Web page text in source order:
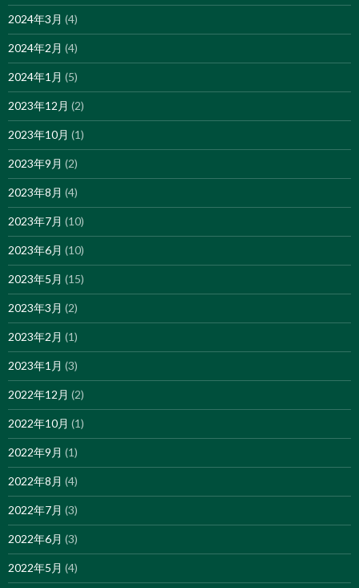
2024年3月 (4)
2024年2月 (4)
2024年1月 (5)
2023年12月 (2)
2023年10月 (1)
2023年9月 (2)
2023年8月 (4)
2023年7月 (10)
2023年6月 (10)
2023年5月 (15)
2023年3月 (2)
2023年2月 (1)
2023年1月 (3)
2022年12月 (2)
2022年10月 (1)
2022年9月 (1)
2022年8月 (4)
2022年7月 (3)
2022年6月 (3)
2022年5月 (4)